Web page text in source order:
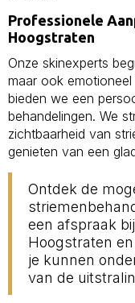
Professionele
Hoogstraten
Onze skinexperts
maar ook
bieden we een
behandelingen. We
zichtbaarheid van
genieten van een
Ontdek de
een afspraak
Hoogstraten
je kunnen
van de